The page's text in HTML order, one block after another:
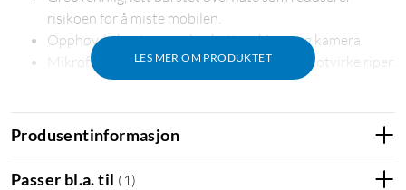
LES MER OM PRODUKTET
risikoen for å miste mobilen.
Opphøyde kanter som beskytter skjerm og kamera.
Mikrofiberfôr på innsiden som bidrar til å motvirke riper.
Dekselet er falltestet og tåler fall opptil 2 m. Opphøyde kanter
rundt skjerm og kamera gir ekstra beskyttelse når telefonen
legges ned, eller hvis den skulle falle ned. Innsiden er kledd
Produsentinformasjon
Passer bl.a. til ( 1 )